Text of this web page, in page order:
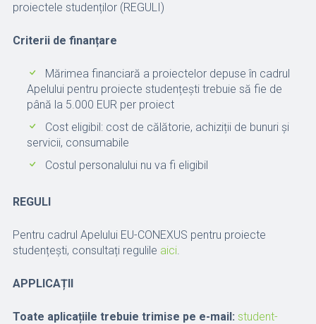
proiectele studenților (REGULI)
Criterii de finanțare
Mărimea financiară a proiectelor depuse în cadrul
Apelului pentru proiecte studențești trebuie să fie de
până la 5.000 EUR per proiect
Cost eligibil: cost de călătorie, achiziții de bunuri și
servicii, consumabile
Costul personalului nu va fi eligibil
REGULI
Pentru cadrul Apelului EU-CONEXUS pentru proiecte
studențești, consultați regulile aici.
APPLICAȚII
Toate aplicațiile trebuie trimise pe e-mail: student-